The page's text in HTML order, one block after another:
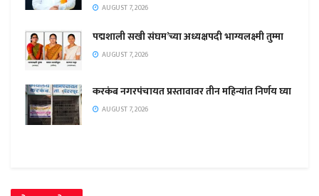
AUGUST 7, 2026
पद्मशाली सखी संघम’च्या अध्यक्षपदी भाग्यलक्ष्मी तुम्मा
AUGUST 7, 2026
करकंब नगरपंचायत प्रस्तावावर तीन महिन्यांत निर्णय घ्या
AUGUST 7, 2026